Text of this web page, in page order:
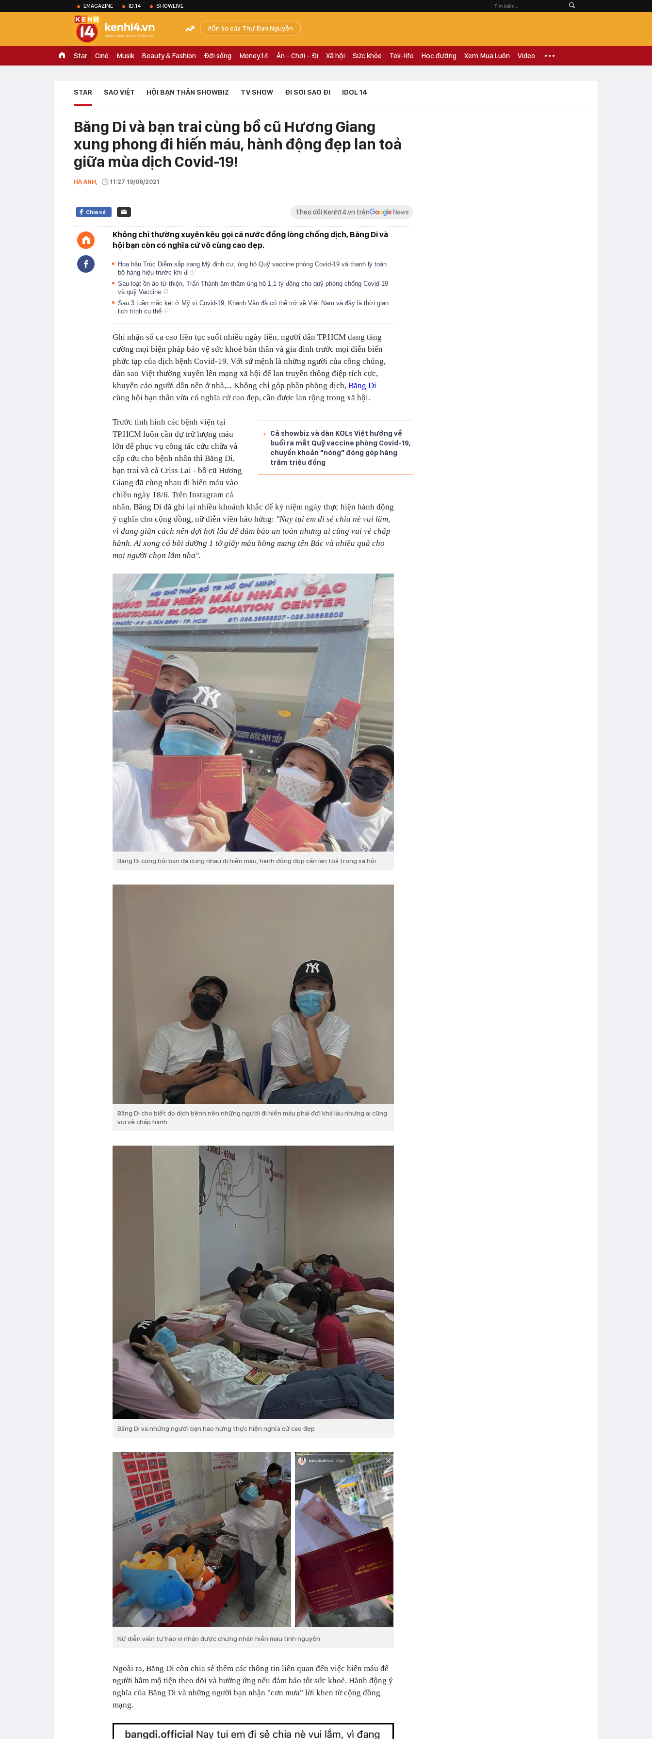
EMAGAZINE ID.14 SHOWLIVE
Ồn ào của Thư Đan Nguyễn
Star Ciné Musik Beauty & Fashion Đời sống Money.14 Ăn - Chơi - Đi Xã hội Sức khỏe Tek-life Học đường Xem Mua Luôn Video
STAR SAO VIỆT HỘI BẠN THÂN SHOWBIZ TV SHOW ĐI SOI SAO ĐI IDOL 14
Băng Di và bạn trai cùng bồ cũ Hương Giang
xung phong đi hiến máu, hành động đẹp lan toả
giữa mùa dịch Covid-19!
HẠ ANH, 11:27 19/06/2021
Chia sẻ Theo dõi Kenh14.vn trên
Không chỉ thường xuyên kêu gọi cả nước đồng lòng chống dịch, Băng Di và
hội bạn còn có nghĩa cử vô cùng cao đẹp.
Hoa hậu Trúc Diễm sắp sang Mỹ định cư, ủng hộ Quỹ vaccine phòng Covid-19 và thanh lý toàn
bộ hàng hiệu trước khi đi
Sau loạt ồn ào từ thiện, Trấn Thành âm thầm ủng hộ 1,1 tỷ đồng cho quỹ phòng chống Covid-19
và quỹ Vaccine
Sau 3 tuần mắc kẹt ở Mỹ vì Covid-19, Khánh Vân đã có thể trở về Việt Nam và đây là thời gian
lịch trình cụ thể
Ghi nhận số ca cao liên tục suốt nhiều ngày liền, người dân TP.HCM đang tăng
cường mọi biện pháp bảo vệ sức khoẻ bản thân và gia đình trước mọi diễn biến
phức tạp của dịch bệnh Covid-19. Với sứ mệnh là những người của công chúng,
dàn sao Việt thường xuyên lên mạng xã hội để lan truyền thông điệp tích cực,
khuyến cáo người dân nên ở nhà,... Không chỉ góp phần phòng dịch, Băng Di
cùng hội bạn thân vừa có nghĩa cử cao đẹp, cần được lan rộng trong xã hội.
Cả showbiz và dàn KOLs Việt hướng về
buổi ra mắt Quỹ vaccine phòng Covid-19,
chuyển khoản "nóng" đóng góp hàng
trăm triệu đồng
Trước tình hình các bệnh viện tại
TP.HCM luôn cần dự trữ lượng máu
lớn để phục vụ công tác cứu chữa và
cấp cứu cho bệnh nhân thì Băng Di,
bạn trai và cả Criss Lai - bồ cũ Hương
Giang đã cùng nhau đi hiến máu vào
chiều ngày 18/6. Trên Instagram cá
nhân, Băng Di đã ghi lại nhiều khoảnh khắc để kỷ niệm ngày thực hiện hành động
ý nghĩa cho cộng đồng, nữ diễn viên hào hứng: "Nay tụi em đi sẻ chia nè vui lắm,
vì đang giãn cách nên đợi hơi lâu để đảm bảo an toàn nhưng ai cũng vui vẻ chấp
hành. Ai xong có bồi dưỡng 1 tờ giấy màu hồng mang tên Bác và nhiều quà cho
mọi người chọn lắm nha".
Băng Di cùng hội bạn đã cùng nhau đi hiến máu, hành động đẹp cần lan toả trong xã hội
Băng Di cho biết do dịch bệnh nên những người đi hiến máu phải đợi khá lâu nhưng ai cũng
vui vẻ chấp hành
Băng Di và những người bạn hào hứng thực hiện nghĩa cử cao đẹp
Nữ diễn viên tự hào vì nhận được chứng nhận hiến máu tình nguyện
Ngoài ra, Băng Di còn chia sẻ thêm các thông tin liên quan đến việc hiến máu để
người hâm mộ tiện theo dõi và hưởng ứng nếu đảm bảo tốt sức khoẻ. Hành động ý
nghĩa của Băng Di và những người bạn nhận "cơn mưa" lời khen từ cộng đồng
mạng.